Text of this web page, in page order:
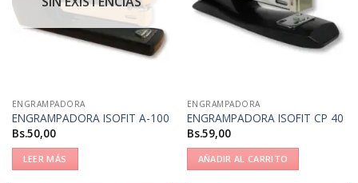
ENGRAMPADORA
ENGRAMPADORA ISOFIT A-100
Bs.50,00
LEER MÁS
ENGRAMPADORA
ENGRAMPADORA ISOFIT CP 40
Bs.59,00
AÑADIR AL CARRITO